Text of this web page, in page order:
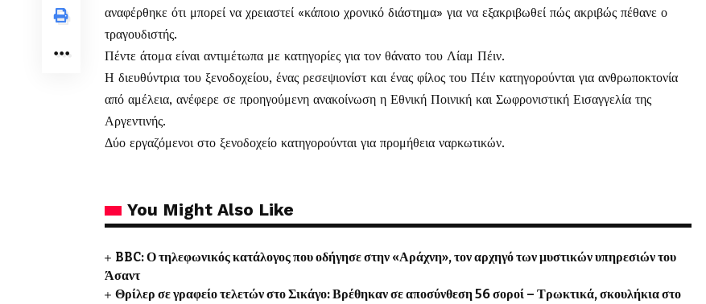
αναφέρθηκε ότι μπορεί να χρειαστεί «κάποιο χρονικό διάστημα» για να εξακριβωθεί πώς ακριβώς πέθανε ο
τραγουδιστής.
Πέντε άτομα είναι αντιμέτωπα με κατηγορίες για τον θάνατο του Λίαμ Πέιν.
Η διευθύντρια του ξενοδοχείου, ένας ρεσεψιονίστ και ένας φίλος του Πέιν κατηγορούνται για ανθρωποκτονία
από αμέλεια, ανέφερε σε προηγούμενη ανακοίνωση η Εθνική Ποινική και Σωφρονιστική Εισαγγελία της
Αργεντινής.
Δύο εργαζόμενοι στο ξενοδοχείο κατηγορούνται για προμήθεια ναρκωτικών.
You Might Also Like
BBC: Ο τηλεφωνικός κατάλογος που οδήγησε στην «Αράχνη», τον αρχηγό των μυστικών υπηρεσιών του
Άσαντ
Θρίλερ σε γραφείο τελετών στο Σικάγο: Βρέθηκαν σε αποσύνθεση 56 σοροί – Τρωκτικά, σκουλήκια στο